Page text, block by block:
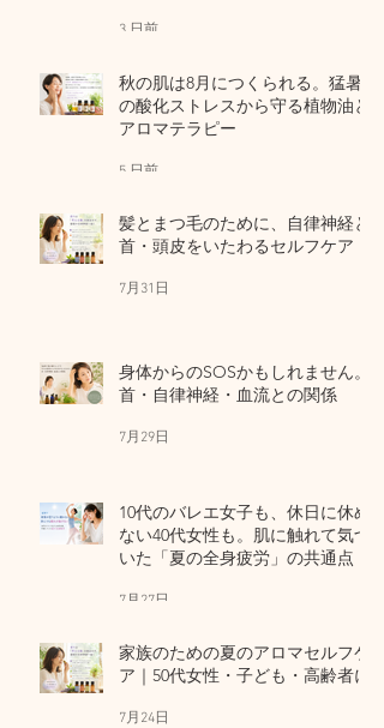
3 日前
秋の肌は8月につくられる。猛暑
の酸化ストレスから守る植物油と
アロマテラピー
5 日前
髪とまつ毛のために、自律神経と
首・頭皮をいたわるセルフケア
7月31日
身体からのSOSかもしれません。
首・自律神経・血流との関係
7月29日
10代のバレエ女子も、休日に休め
ない40代女性も。肌に触れて気づ
いた「夏の全身疲労」の共通点
7月27日
家族のための夏のアロマセルフケ
ア｜50代女性・子ども・高齢者に
7月24日